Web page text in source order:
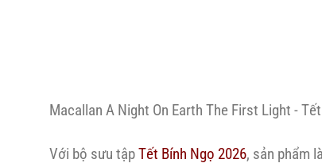
Macallan A Night On Earth The First Light -
Với bộ sưu tậpTết Bính Ngọ 2026, sản phẩm